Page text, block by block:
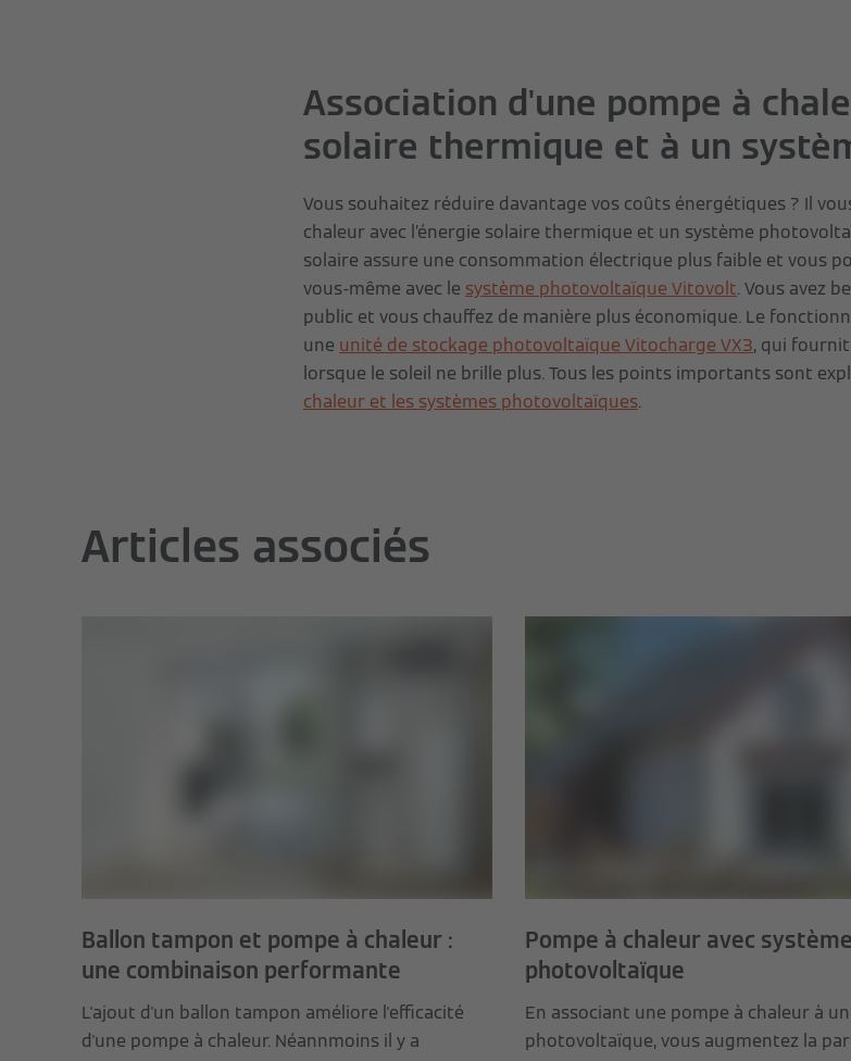
Association d'une pompe à
solaire thermique et à un
Vous souhaitez réduire davantage vos coûts énergétiques ? Il
chaleur avec l’énergie solaire thermique et un système
solaire assure une consommation électrique plus faible et vous
vous-même avec le système photovoltaïque Vitovolt. Vous avez
public et vous chauffez de manière plus économique. Le
une unité de stockage photovoltaïque Vitocharge VX3, qui
lorsque le soleil ne brille plus. Tous les points importants sont
chaleur et les systèmes photovoltaïques.
Articles associés
Ballon tampon et pompe à chaleur :
une combinaison performante
L'ajout d'un ballon tampon améliore l'efficacité
d'une pompe à chaleur. Néannmoins il y a
Pompe à chaleur avec système
photovoltaïque
En associant une pompe à chaleur à
photovoltaïque, vous augmentez la